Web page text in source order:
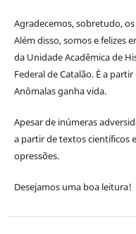
Agradecemos, sobretudo,
Além disso, somos e felizes
da Unidade Acadêmica de
Federal de Catalão. É a
Anômalas ganha vida.
Apesar de inúmeras
a partir de textos científicos
opressões.
Desejamos uma boa leitura!